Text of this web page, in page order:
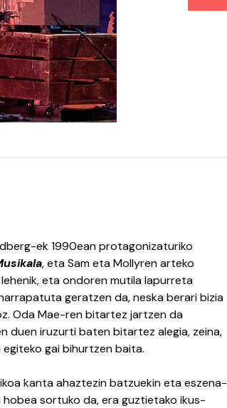
ek 1990ean protagonizaturiko
, eta Sam eta Mollyren arteko
eta ondoren mutila lapurreta
geratzen da, neska berari bizia
Oda Mae-ren bitartez jartzen da
duen iruzurti baten bitartez alegia, zeina,
gai bihurtzen baita.
kanta ahaztezin batzuekin eta eszena-
sortuko da, era guztietako ikus-